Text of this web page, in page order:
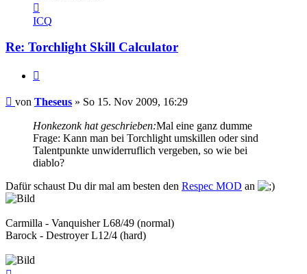
von
Theseus
ICQ
Re: Torchlight Skill Calculator
Beitrag
von Theseus » So 15. Nov 2009, 16:29
Honkezonk hat geschrieben:Mal eine ganz dumme
Frage: Kann man bei Torchlight umskillen oder sind
Talentpunkte unwiderruflich vergeben, so wie bei
diablo?
Dafür schaust Du dir mal am besten den Respec MOD an
Carmilla - Vanquisher L68/49 (normal)
Barock - Destroyer L12/4 (hard)